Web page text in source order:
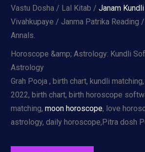
Vastu Dosha / Lal Kitab / Janam Kundli
Vivahkupaye / Janma Patrika Reading
Annals.
Horoscope &amp; Astrology: Kundli
Astrology
Grah Pooja , birth chart, kundli
2022, birth chart, birth horoscope
matching, moon horoscope, love
astrology, daily horoscope,Pitra dosh